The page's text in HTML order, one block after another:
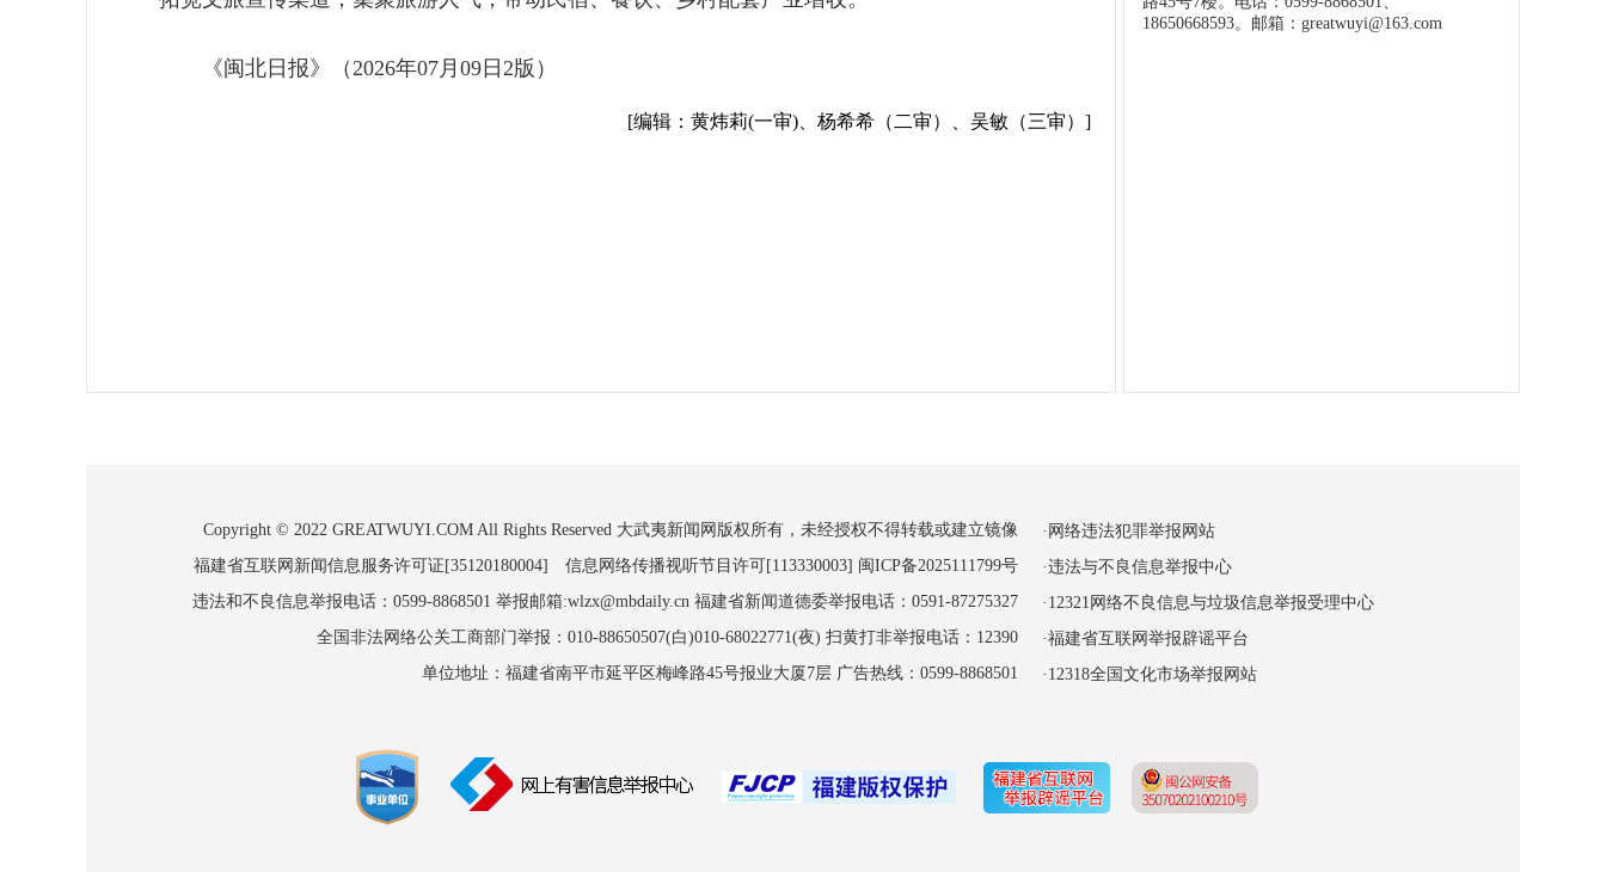
《闽北日报》（2026年07月09日2版）
[编辑：黄炜莉(一审)、杨希希（二审）、吴敏（三审）]
18650668593。邮箱：greatwuyi@163.com
Copyright © 2022 GREATWUYI.COM All Rights Reserved 大武夷新闻网版权所有，未经授权不得转载或建立镜像
福建省互联网新闻信息服务许可证[35120180004] 信息网络传播视听节目许可[113330003] 闽ICP备2025111799号
违法和不良信息举报电话：0599-8868501 举报邮箱:wlzx@mbdaily.cn 福建省新闻道德委举报电话：0591-87275327
全国非法网络公关工商部门举报：010-88650507(白)010-68022771(夜) 扫黄打非举报电话：12390
单位地址：福建省南平市延平区梅峰路45号报业大厦7层 广告热线：0599-8868501
·网络违法犯罪举报网站
·违法与不良信息举报中心
·12321网络不良信息与垃圾信息举报受理中心
·福建省互联网举报辟谣平台
·12318全国文化市场举报网站